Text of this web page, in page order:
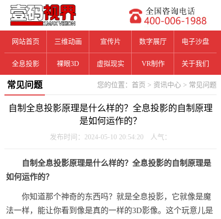
网站首页 三维动画 宣传片 数字展厅 电子沙盘
全息投影 裸眼3D 虚拟现实 VR制作 关于我们
您的位置： 首页 > 资讯中心 > 常见问题
常见问题
自制全息投影原理是什么样的？全息投影的自制原理
是如何运作的？
发布时间：2024-05-10 20:54:20 人气：
自制全息投影原理是什么样的？全息投影的自制原理是
如何运作的？
你知道那个神奇的东西吗？就是全息投影，它就像是魔
法一样，能让你看到像是真的一样的3D影像。这个玩意儿是